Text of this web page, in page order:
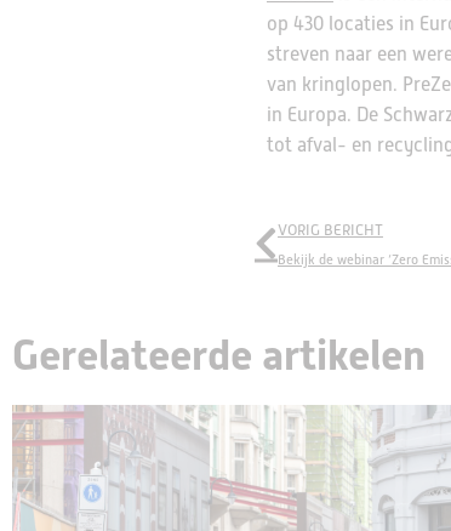
op 430 locaties in
streven naar een
van kringlopen.
in Europa. De
tot afval- en
VORIG BERICHT
Bekijk de webinar ‘Zero
Gerelateerde artikelen